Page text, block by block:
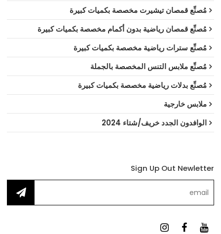
مُصنِّع قمصان تيشيرت مخصصة بكميات كبيرة
مُصنِّع قمصان رياضية بدون أكمام مخصصة بكميات كبيرة
مُصنِّع سترات رياضية مخصصة بكميات كبيرة
مُصنِّع ملابس التنس المخصصة بالجملة
مُصنِّع بدلات رياضية مخصصة بكميات كبيرة
ملابس خارجية
الوافدون الجدد خريف/شتاء 2024
Sign Up Out Newletter